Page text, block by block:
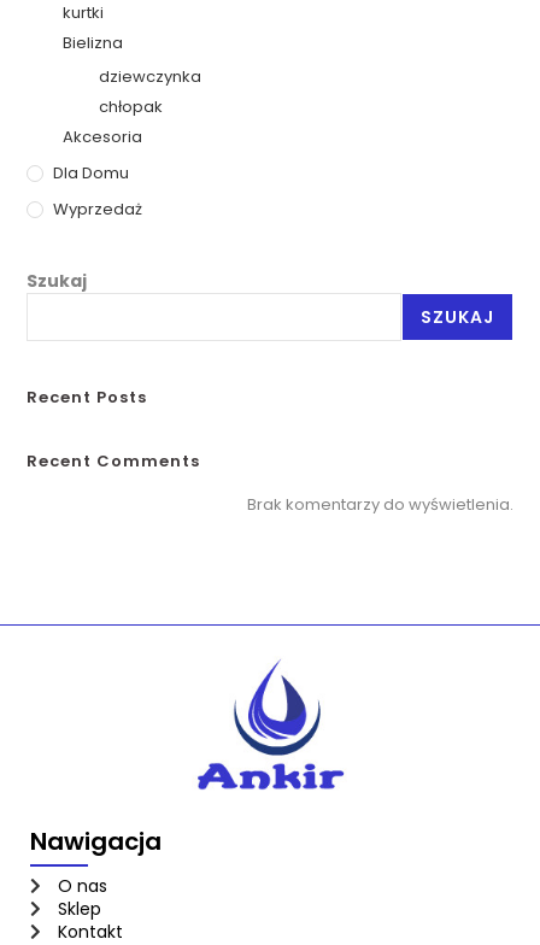
kurtki
Bielizna
dziewczynka
chłopak
Akcesoria
Dla Domu
Wyprzedaż
Szukaj
SZUKAJ
Recent Posts
Recent Comments
Brak komentarzy do wyświetlenia.
Nawigacja
O nas
Sklep
Kontakt